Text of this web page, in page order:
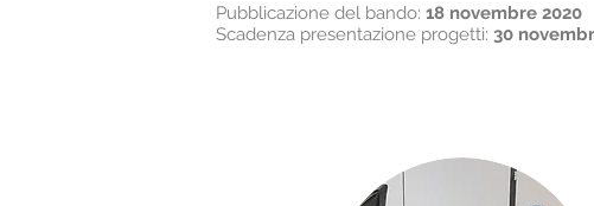
Pubblicazione del bando: 18 novembre 2020
Scadenza presentazione progetti: 30